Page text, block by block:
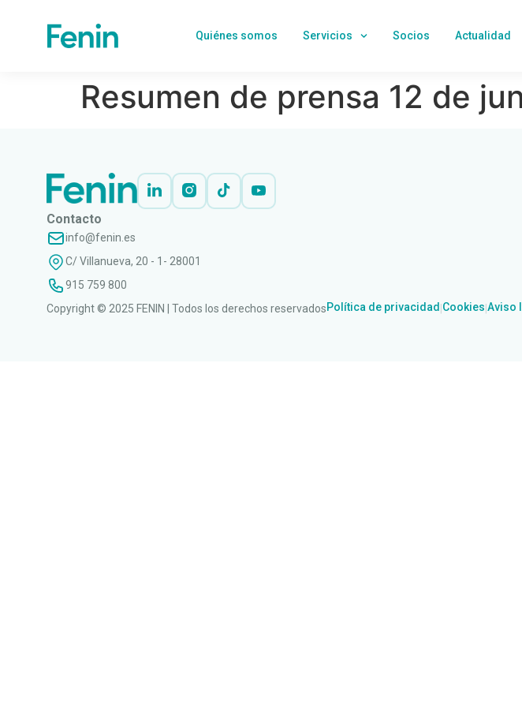
Quiénes somos Servicios Socios Actualidad
Resumen de prensa 12 de
Contacto
info@fenin.es
C/ Villanueva, 20 - 1- 28001
915 759 800
Copyright © 2025 FENIN | Todos los derechos reservadosPolítica de privacidad Cookies |Aviso